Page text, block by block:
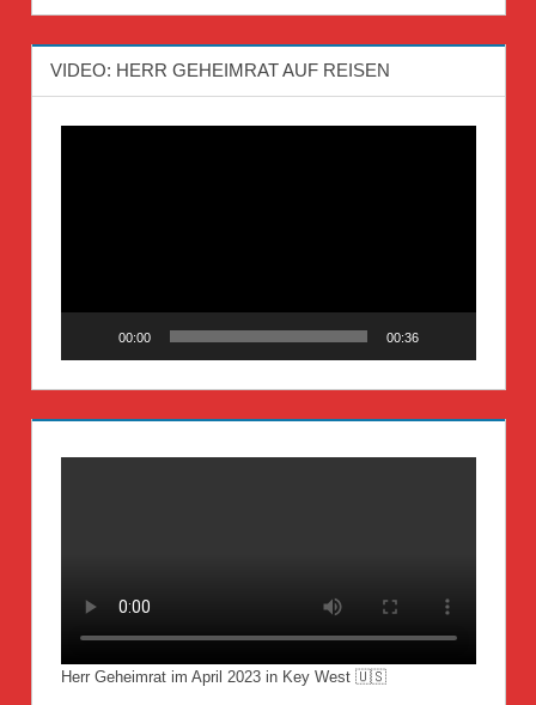
VIDEO: HERR GEHEIMRAT AUF REISEN
00:00 00:36
Herr Geheimrat im April 2023 in Key West 🇺🇸